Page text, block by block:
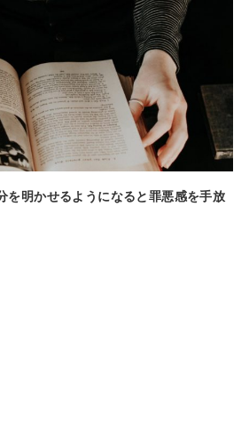
を明かせるようになると罪悪感を手放